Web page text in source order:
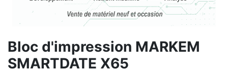
Bloc d'impression MARKEM
SMARTDATE X65